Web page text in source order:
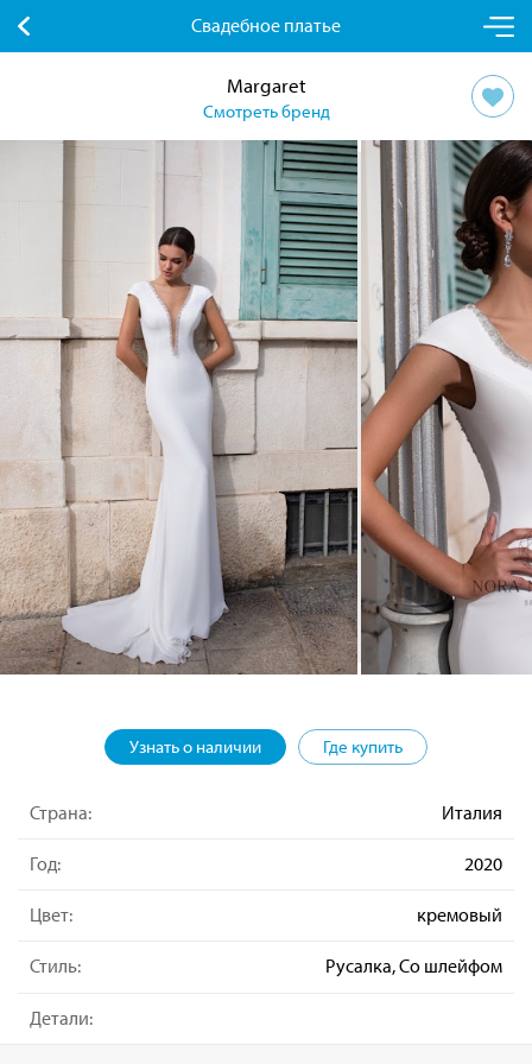
Свадебное платье
Margaret
Смотреть бренд
Узнать о наличии Где купить
Страна: Италия
Год: 2020
Цвет: кремовый
Стиль: Русалка, Со шлейфом
Детали: